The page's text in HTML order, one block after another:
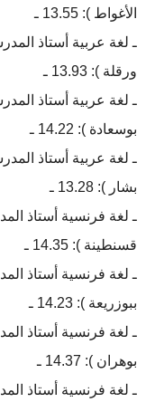
الأغواط ): 13.55 ـ
ـ لغة عربية أستاذ
ورقلة ): 13.93 ـ
ـ لغة عربية أستاذ
بوسعادة ): 14.22 ـ
ـ لغة عربية أستاذ
بشار ): 13.28 ـ
ـ لغة فرنسية أستاذ
قسنطينة ): 14.35 ـ
ـ لغة فرنسية أستاذ
ببوزريعة ): 14.23 ـ
ـ لغة فرنسية أستاذ
بوهران ): 14.37 ـ
ـ لغة فرنسية أستاذ